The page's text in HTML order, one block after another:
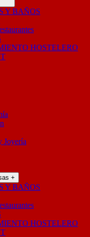
Y BAÑOS
HOSTELERO
Joyería
+
Y BAÑOS
HOSTELERO